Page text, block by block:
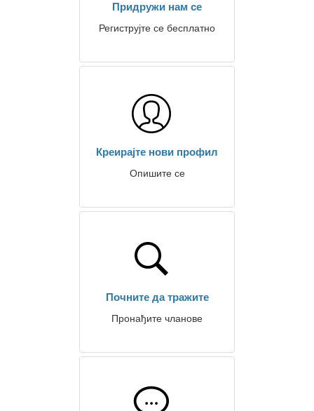
Придружи нам се
Региструјте се бесплатно
Креирајте нови профил
Опишите се
Почните да тражите
Пронађите чланове